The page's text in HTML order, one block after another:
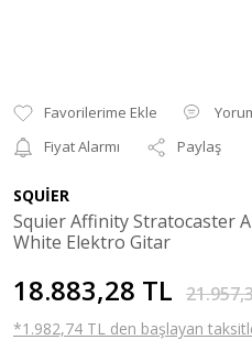
Fiyat Alarmı
Paylaş
SQUİER
Squier Affinity Stratocaster
White Elektro Gitar
18.883,28 TL
*1.982,74 TL den başlayan